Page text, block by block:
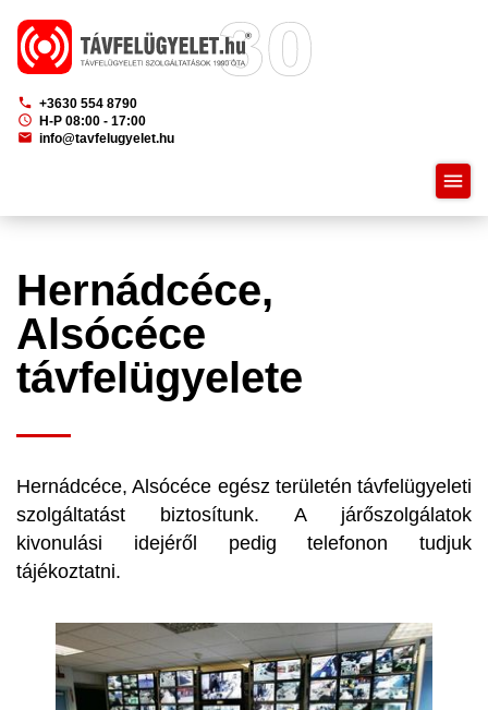
phone +3630 554 8790
schedule
H-P 08:00 - 17:00
mail info@tavfelugyelet.hu
menu
Hernádcéce,
Alsócéce
távfelügyelete
Hernádcéce, Alsócéce egész területén távfelügyeleti
szolgáltatást biztosítunk. A járőszolgálatok
kivonulási idejéről pedig telefonon tudjuk
tájékoztatni.